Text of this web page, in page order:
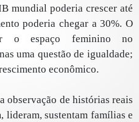
mundial poderia crescer até
poderia chegar a 30%. O
o espaço feminino no
uma questão de igualdade;
econômico.
observação de histórias reais
lideram, sustentam famílias e